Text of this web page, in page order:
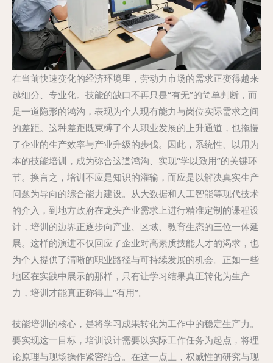
在当前快速变化的经济环境里，劳动力市场的需求正变得越来
越细分、专业化。技能的缺口不再只是“有无”的简单判断，而
是一道隐形的鸿沟，表现为个人现有能力与岗位实际需求之间
的差距。这种差距既束缚了个人职业发展的上升通道，也拖慢
了企业的生产效率与产业升级的步伐。因此，系统性、以用为
本的技能培训，成为弥合这道鸿沟、实现“学以致用”的关键环
节。换言之，培训不应是知识的灌输，而应是以解决真实生产
问题为导向的综合能力建设。从大数据和人工智能等现代技术
的介入，到地方政府在龙头产业需求上进行精准定制的课程设
计，培训的边界正逐步向产业、区域、教育生态的三位一体延
展。这样的演进不仅回应了企业对高素质技能人才的渴求，也
为个人提供了清晰的职业路径与可持续发展的机会。正如一些
地区在实践中展示的那样，只有让学习结果真正转化为生产
力，培训才能真正称得上“有用”。
技能培训的核心，是将学习成果转化为工作中的稳定生产力。
要实现这一目标，培训设计需要以实际工作任务为起点，将理
论原理与现场操作紧密结合。在这一点上，权威性的研究与现